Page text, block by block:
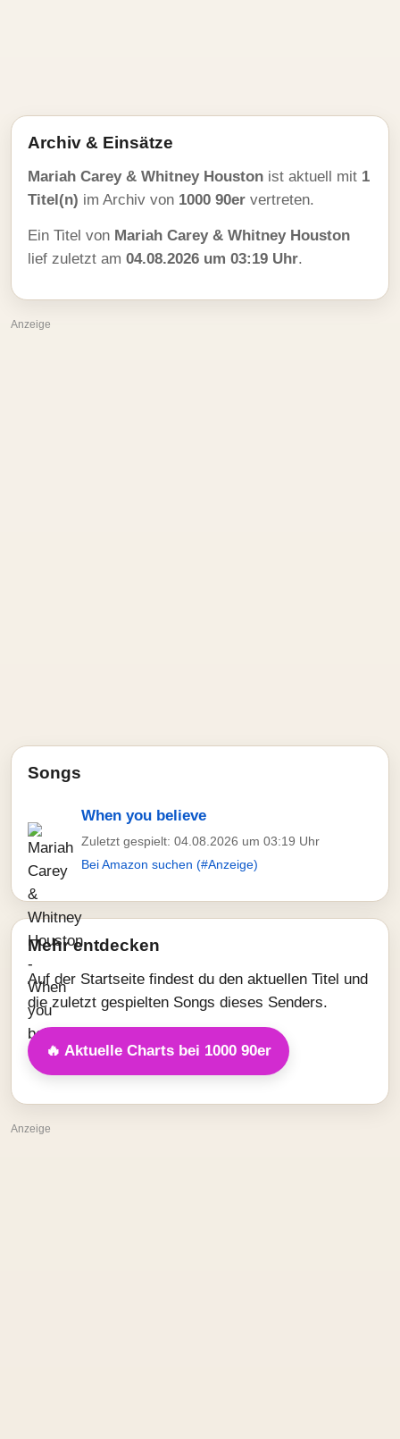
Archiv & Einsätze
Mariah Carey & Whitney Houston ist aktuell mit 1
Titel(n) im Archiv von 1000 90er vertreten.
Ein Titel von Mariah Carey & Whitney Houston
lief zuletzt am 04.08.2026 um 03:19 Uhr.
Anzeige
Songs
When you believe
Zuletzt gespielt: 04.08.2026 um 03:19 Uhr
Bei Amazon suchen (#Anzeige)
Mehr entdecken
Auf der Startseite findest du den aktuellen Titel und
die zuletzt gespielten Songs dieses Senders.
🔥 Aktuelle Charts bei 1000 90er
Anzeige